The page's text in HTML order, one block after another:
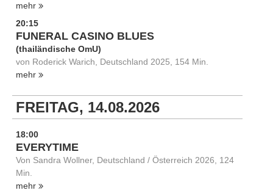
mehr
20:15
FUNERAL CASINO BLUES
(thailändische OmU)
von Roderick Warich, Deutschland 2025, 154 Min.
mehr
FREITAG, 14.08.2026
18:00
EVERYTIME
Von Sandra Wollner, Deutschland / Österreich 2026, 124
Min.
mehr